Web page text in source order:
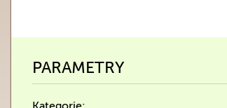
PARAMETRY